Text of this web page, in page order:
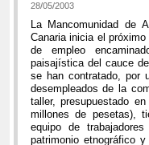
28/05/2003
La Mancomunidad de
Canaria inicia el
de empleo
paisajística del cauce
se han contratado, por
desempleados de la
taller, presupuestado
millones de pesetas),
equipo de
patrimonio etnográfico